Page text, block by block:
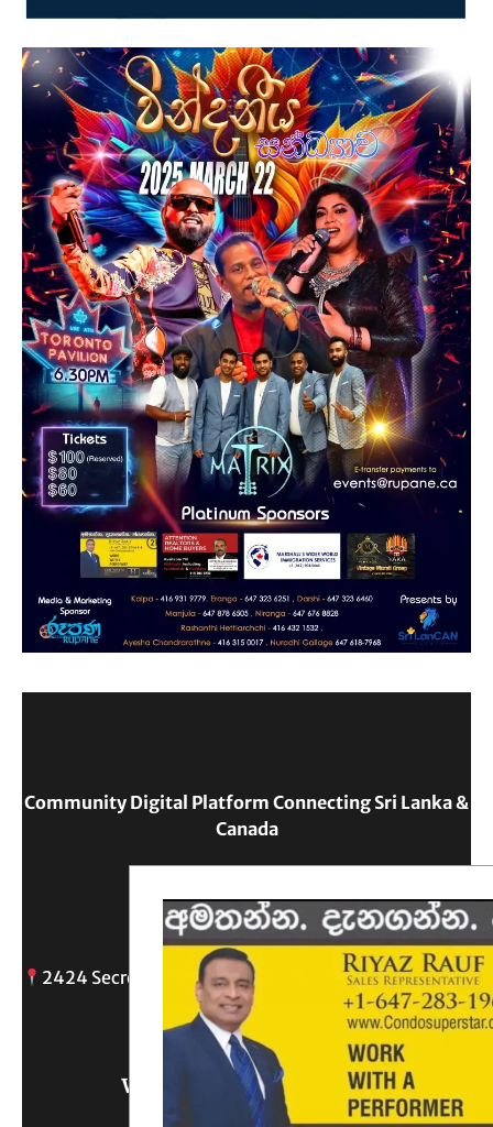
Community Digital Platform Connecting Sri Lanka &
Canada
2424 Secreto drive, Oshawa, ON
info@
Write Us What You Think